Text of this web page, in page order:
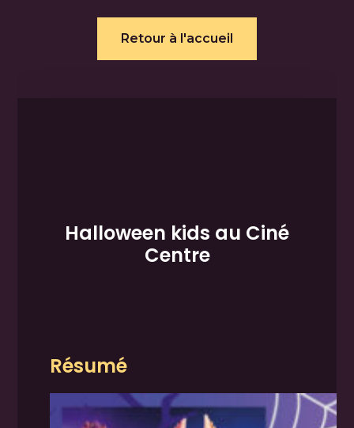
Retour à l'accueil
Halloween kids au Ciné
Centre
Résumé